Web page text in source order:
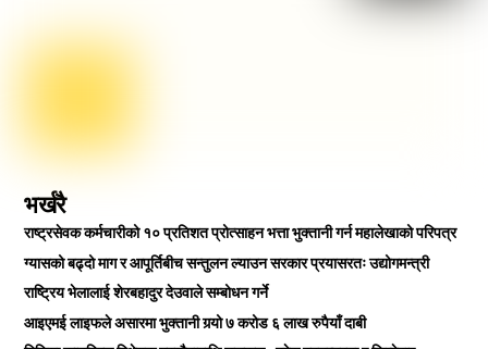
भर्खरै
राष्ट्रसेवक कर्मचारीको १० प्रतिशत प्रोत्साहन भत्ता भुक्तानी गर्न महालेखाको परिपत्र
ग्यासको बढ्दो माग र आपूर्तिबीच सन्तुलन ल्याउन सरकार प्रयासरतः उद्योगमन्त्री
राष्ट्रिय भेलालाई शेरबहादुर देउवाले सम्बोधन गर्ने
आइएमई लाइफले असारमा भुक्तानी गर्‍यो ७ करोड ६ लाख रुपैयाँ दाबी